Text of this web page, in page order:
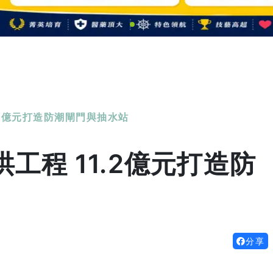
元打造防潮閘門與抽水站
工程 11.2億元打造防
分享